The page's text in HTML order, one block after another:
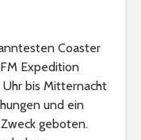
Coaster
Expedition
Uhr bis Mitternacht
und ein
geboten.